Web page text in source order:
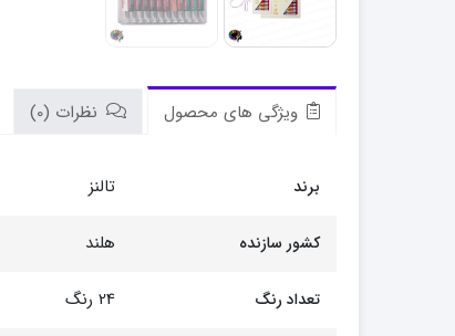
ویژگی های محصول نظرات (0)
برند تالنز
کشور سازنده هلند
تعداد رنگ 24 رنگ